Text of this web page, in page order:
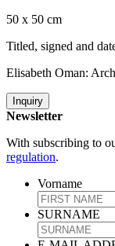
50 x 50 cm
Titled, signed and
Elisabeth Oman:
Inquiry
Newsletter
With subscribing to
regulation.
Vorname
SURNAME